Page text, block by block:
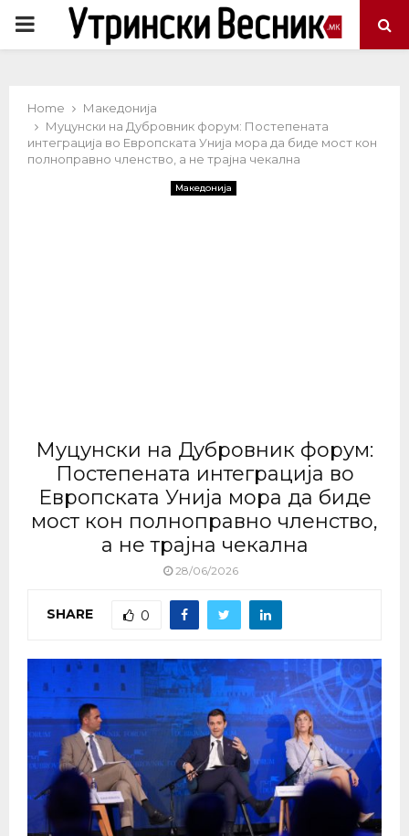
PRIMARY
Home
Македонија
Муцунски на Дубровник форум: Постепената
интеграција во Европската Унија мора да биде мост кон
полноправно членство, а не трајна чекална
Македонија
Муцунски на Дубровник форум:
Постепената интеграција во
Европската Унија мора да биде
мост кон полноправно членство,
а не трајна чекална
28/06/2026
SHARE 0